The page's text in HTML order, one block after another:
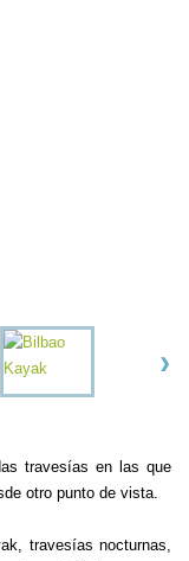
travesías en las que
otro punto de vista.
travesías nocturnas,